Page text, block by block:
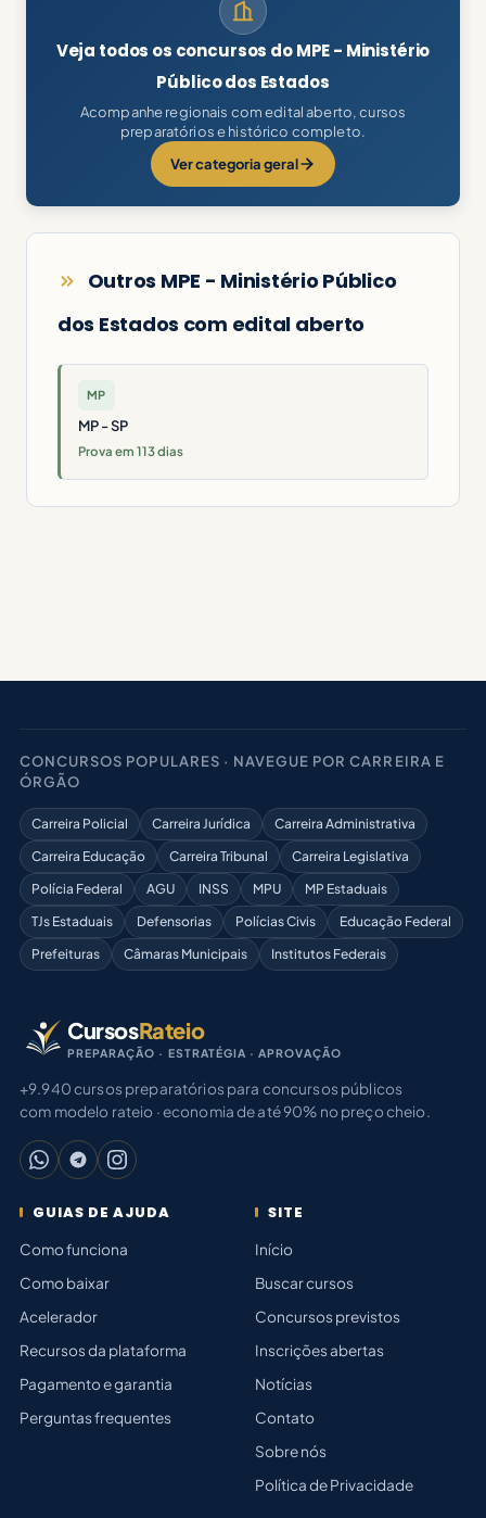
Veja todos os concursos do MPE - Ministério
Público dos Estados
Acompanhe regionais com edital aberto, cursos
preparatórios e histórico completo.
Ver categoria geral
Outros MPE - Ministério Público
dos Estados com edital aberto
MP
MP - SP
Prova em 113 dias
CONCURSOS POPULARES · NAVEGUE POR CARREIRA E
ÓRGÃO
Carreira Policial Carreira Jurídica
Carreira Administrativa
Carreira Educação
Carreira Tribunal
Carreira Legislativa
Polícia Federal
AGU INSS MPU
MP Estaduais
TJs Estaduais
Defensorias Polícias Civis
Educação Federal
Prefeituras
Câmaras Municipais Institutos Federais
CursosRateio
PREPARAÇÃO · ESTRATÉGIA · APROVAÇÃO
+9.940 cursos preparatórios para concursos públicos
com modelo rateio · economia de até 90% no preço cheio.
GUIAS DE AJUDA
Como funciona
Como baixar
Acelerador
Recursos da plataforma
Pagamento e garantia
Perguntas frequentes
SITE
Início
Buscar cursos
Concursos previstos
Inscrições abertas
Notícias
Contato
Sobre nós
Política de Privacidade